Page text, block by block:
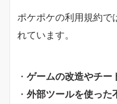
ポケポケの利用規約で
れています。
・ ゲームの改造やチー
・ 外部ツールを使った